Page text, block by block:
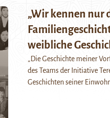
„Wir kennen nur
weibliche
„Die Geschichte meiner
des Teams der Initiative
Geschichten seiner